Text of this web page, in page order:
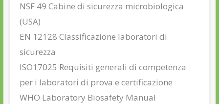
NSF 49 Cabine di sicurezza microbiologica
(USA)
EN 12128 Classificazione laboratori di
sicurezza
ISO17025 Requisiti generali di competenza
per i laboratori di prova e certificazione
WHO Laboratory Biosafety Manual